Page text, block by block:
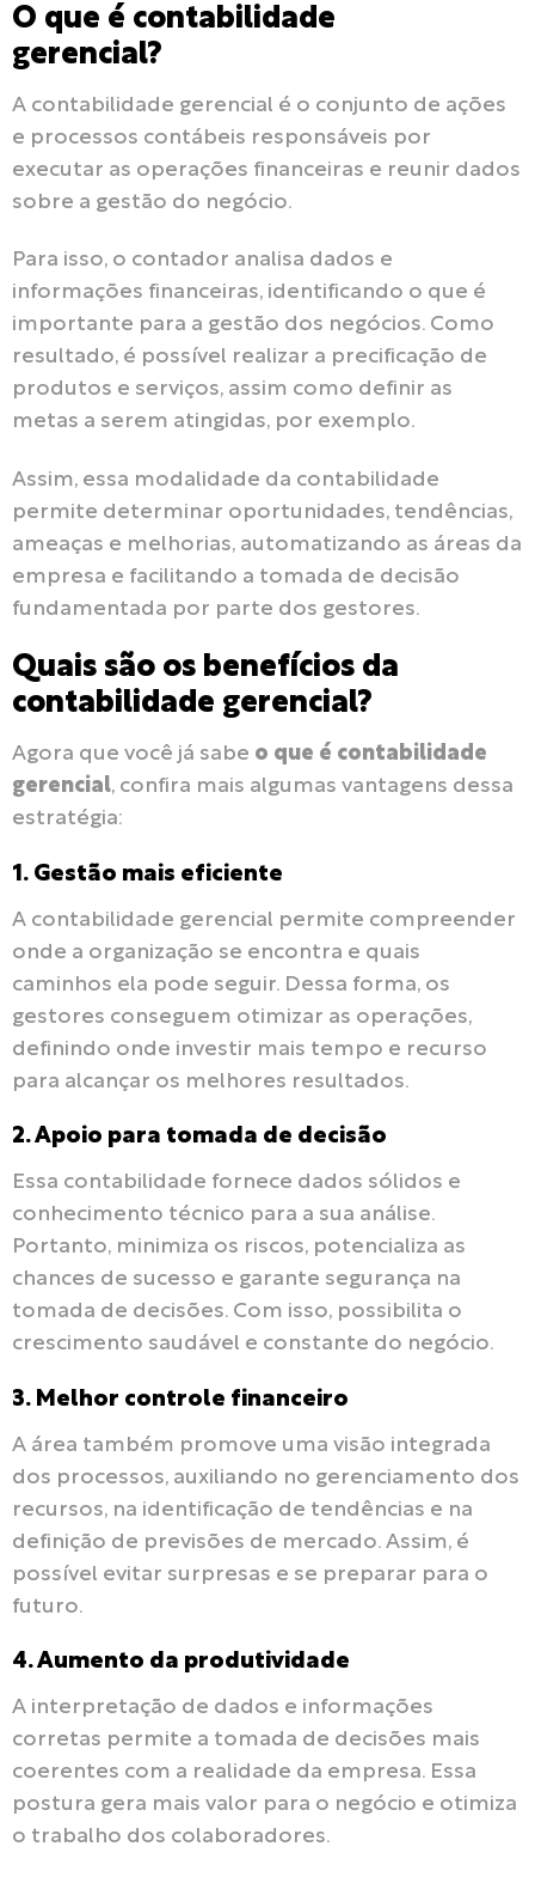
O que é contabilidade
gerencial?
A contabilidade gerencial é o conjunto de ações
e processos contábeis responsáveis por
executar as operações financeiras e reunir dados
sobre a gestão do negócio.
Para isso, o contador analisa dados e
informações financeiras, identificando o que é
importante para a gestão dos negócios. Como
resultado, é possível realizar a precificação de
produtos e serviços, assim como definir as
metas a serem atingidas, por exemplo.
Assim, essa modalidade da contabilidade
permite determinar oportunidades, tendências,
ameaças e melhorias, automatizando as áreas da
empresa e facilitando a tomada de decisão
fundamentada por parte dos gestores.
Quais são os benefícios da
contabilidade gerencial?
Agora que você já sabe o que é contabilidade
gerencial, confira mais algumas vantagens dessa
estratégia:
1. Gestão mais eficiente
A contabilidade gerencial permite compreender
onde a organização se encontra e quais
caminhos ela pode seguir. Dessa forma, os
gestores conseguem otimizar as operações,
definindo onde investir mais tempo e recurso
para alcançar os melhores resultados.
2. Apoio para tomada de decisão
Essa contabilidade fornece dados sólidos e
conhecimento técnico para a sua análise.
Portanto, minimiza os riscos, potencializa as
chances de sucesso e garante segurança na
tomada de decisões. Com isso, possibilita o
crescimento saudável e constante do negócio.
3. Melhor controle financeiro
A área também promove uma visão integrada
dos processos, auxiliando no gerenciamento dos
recursos, na identificação de tendências e na
definição de previsões de mercado. Assim, é
possível evitar surpresas e se preparar para o
futuro.
4. Aumento da produtividade
A interpretação de dados e informações
corretas permite a tomada de decisões mais
coerentes com a realidade da empresa. Essa
postura gera mais valor para o negócio e otimiza
o trabalho dos colaboradores.